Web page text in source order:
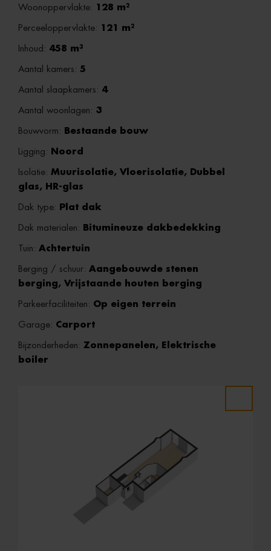
Woonoppervlakte: 128 m²
Perceeloppervlakte: 121 m²
Inhoud: 458 m³
Aantal kamers: 5
Aantal slaapkamers: 4
Aantal woonlagen: 3
Bouwvorm: Bestaande bouw
Ligging: Noord
Isolatie: Muurisolatie, Vloerisolatie, Dubbel
glas, HR-glas
Dak type: Plat dak
Dak materialen: Bitumineuze dakbedekking
Tuin: Achtertuin
Berging / schuur: Aangebouwde stenen
berging, Vrijstaande houten berging
Parkeerfaciliteiten: Op eigen terrein
Garage: Carport
Bijzonderheden: Zonnepanelen, Elektrische
boiler